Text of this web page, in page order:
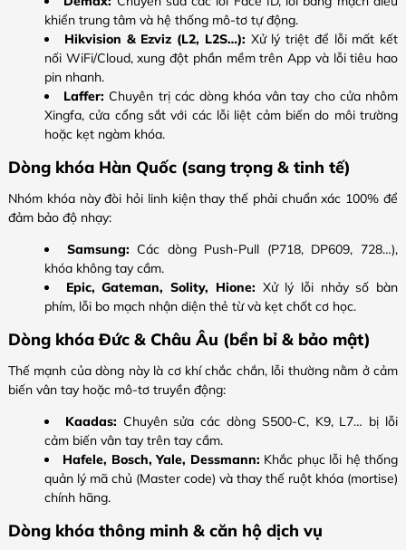
khiển trung tâm và hệ thống mô-tơ tự động.
Hikvision & Ezviz (L2, L2S…): Xử lý triệt để lỗi mất kết
nối WiFi/Cloud, xung đột phần mềm trên App và lỗi tiêu hao
pin nhanh.
Laffer: Chuyên trị các dòng khóa vân tay cho cửa nhôm
Xingfa, cửa cổng sắt với các lỗi liệt cảm biến do môi trường
hoặc kẹt ngàm khóa.
Dòng khóa Hàn Quốc (sang trọng & tinh tế)
Nhóm khóa này đòi hỏi linh kiện thay thế phải chuẩn xác 100% để
đảm bảo độ nhạy:
Samsung: Các dòng Push-Pull (P718, DP609, 728…),
khóa không tay cầm.
Epic, Gateman, Solity, Hione: Xử lý lỗi nhảy số bàn
phím, lỗi bo mạch nhận diện thẻ từ và kẹt chốt cơ học.
Dòng khóa Đức & Châu Âu (bền bỉ & bảo mật)
Thế mạnh của dòng này là cơ khí chắc chắn, lỗi thường nằm ở cảm
biến vân tay hoặc mô-tơ truyền động:
Kaadas: Chuyên sửa các dòng S500-C, K9, L7… bị lỗi
cảm biến vân tay trên tay cầm.
Hafele, Bosch, Yale, Dessmann: Khắc phục lỗi hệ thống
quản lý mã chủ (Master code) và thay thế ruột khóa (mortise)
chính hãng.
Dòng khóa thông minh & căn hộ dịch vụ